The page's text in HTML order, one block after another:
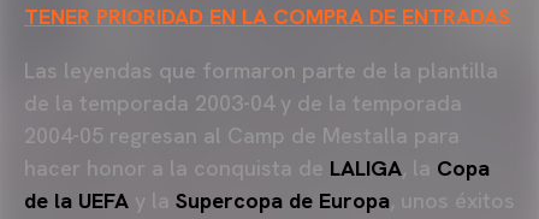
TENER PRIORIDAD EN LA COMPRA DE ENTRADAS
Las leyendas que formaron parte de la plantilla
de la temporada 2003-04 y de la temporada
2004-05 regresan al Camp de Mestalla para
hacer honor a la conquista de LALIGA, la Copa
de la UEFA y la Supercopa de Europa, unos éxitos